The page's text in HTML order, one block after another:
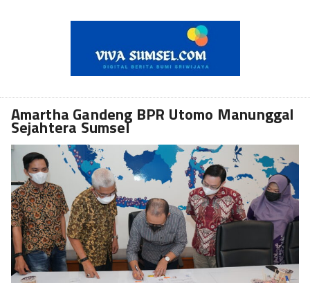
Amartha Gandeng BPR Utomo Manunggal
Sejahtera Sumsel